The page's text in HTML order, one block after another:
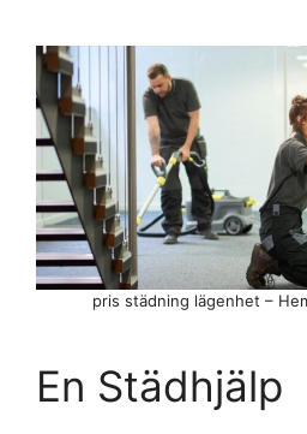
En Städhjälp
pris städning lägenhet –